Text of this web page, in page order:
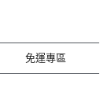
免運專區